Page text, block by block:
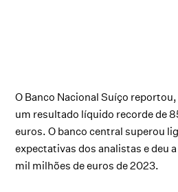
O Banco Nacional Suíço
um resultado líquido recorde de
euros. O banco central superou
expectativas dos analistas e deu
mil milhões de euros de 2023.